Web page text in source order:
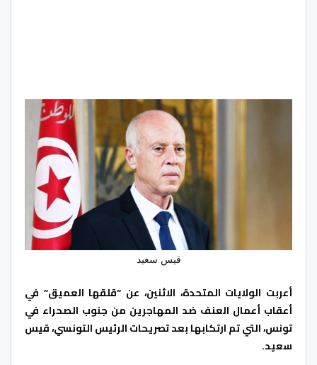
قيس سعيد
أعربت الولايات المتحدة، الاثنين، عن “قلقها العميق” في
أعقاب أعمال العنف ضد المهاجرين من جنوب الصحراء في
تونس، التي تم ارتكابها بعد تصريحات الرئيس التونسي، قيس
سعيد.